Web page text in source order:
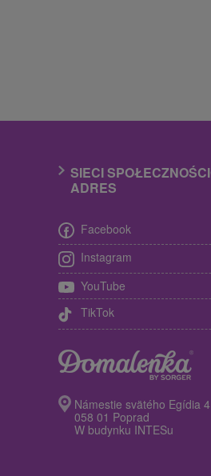
SIECI
ADRES
Facebook
Instagram
YouTube
TikTok
Námestie svätého Egídia
058 01 Poprad
W budynku INTESu